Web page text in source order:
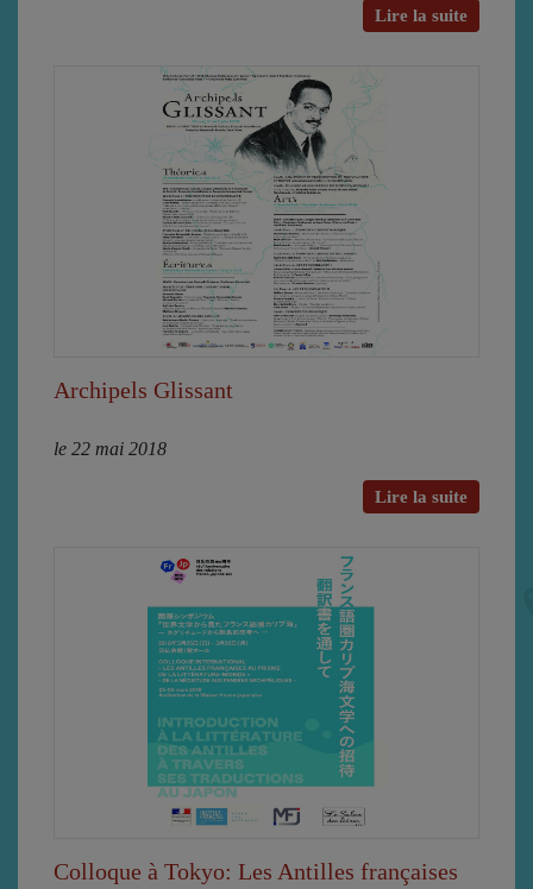
Lire la suite
Archipels Glissant
le 22 mai 2018
Lire la suite
Colloque à Tokyo: Les Antilles françaises